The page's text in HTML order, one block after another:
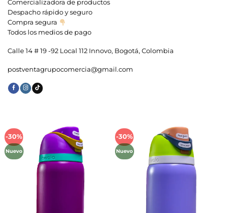
Comercializadora de productos
Despacho rápido y seguro
Compra segura
Todos los medios de pago
Calle 14 # 19 -92 Local 112 Innovo, Bogotá, Colombia
postventagrupocomercia@gmail.com
-30%
Nuevo
Añadir
lista de
deseos
-30%
Nuevo
Añadir
lista de
deseos